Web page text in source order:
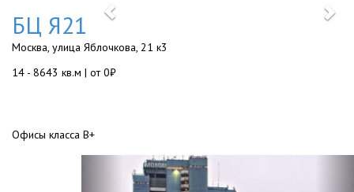
Previous
БЦ Я21
Москва, улица Яблочкова, 21 к3
14 - 8643 кв.м | от 0₽
Офисы класса B+
Previous